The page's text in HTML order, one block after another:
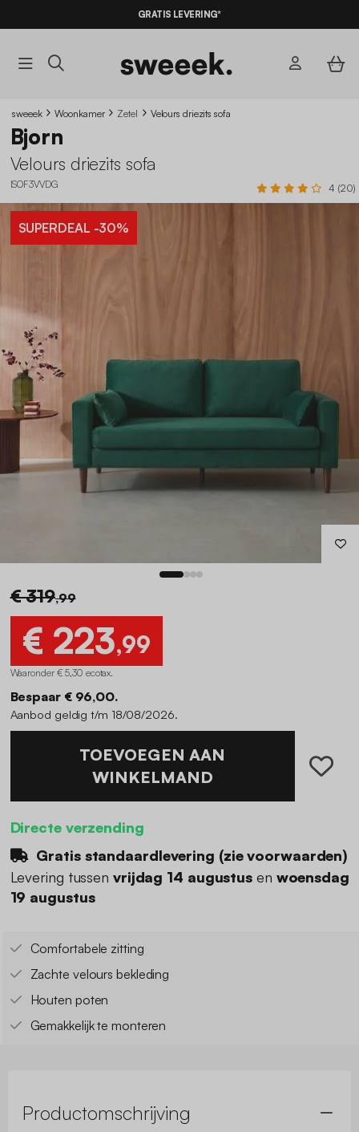
GRATIS LEVERING*
sweeek Woonkamer Zetel Velours driezits sofa
Bjorn
Velours driezits sofa
ISOF3VVDG 4 (20)
SUPERDEAL -30%
€ 319,99
€ 223,99
Waaronder € 5,30 ecotax.
Bespaar € 96,00.
Aanbod geldig t/m 18/08/2026.
TOEVOEGEN AAN
WINKELMAND
Directe verzending
Gratis standaardlevering (zie voorwaarden)
Levering tussen vrijdag 14 augustus en woensdag
19 augustus
Comfortabele zitting
Zachte velours bekleding
Houten poten
Gemakkelijk te monteren
Productomschrijving